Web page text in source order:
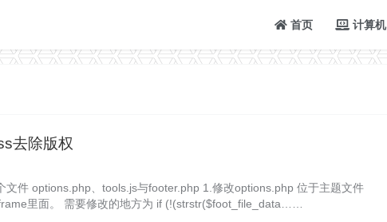
首页 计算机
去除版权
文件 options.php、tools.js与footer.php 1.修改options.php 位于主题文件
里面。 需要修改的地方为 if (!(strstr($foot_file_data……